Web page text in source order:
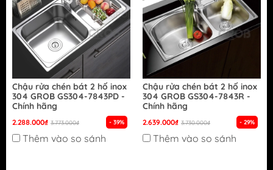
Chậu rửa chén bát 2 hố inox
304 GROB GS304-7843PD -
Chính hãng
2.288.000₫ 3.773.000₫ - 39%
Thêm vào so sánh
Chậu rửa chén bát 2 hố inox
304 GROB GS304-7843R -
Chính hãng
2.639.000₫ 3.730.000₫ - 29%
Thêm vào so sánh